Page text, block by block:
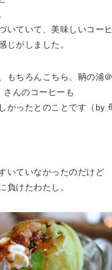
いていて、美味しいコー
じがしました。
もちろんこちら、鞆の浦
さんのコーヒーも
かったとのことです（by
いていなかったのだけど
負けたわたし。